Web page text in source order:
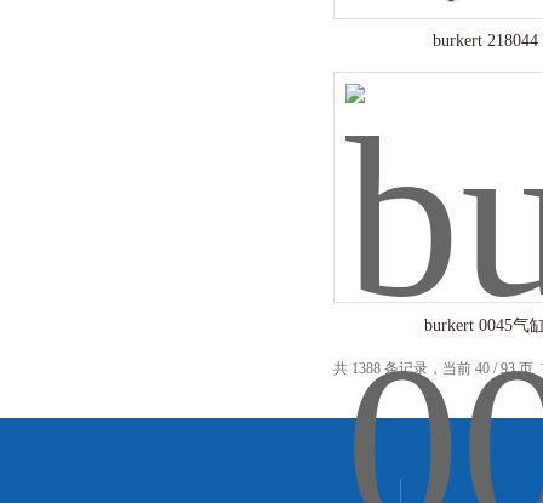
burkert 218044
burkert 0045气
共 1388 条记录，当前 40 / 93 页